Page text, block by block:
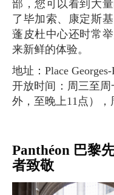
部，您可以看到大
了毕加索、康定斯
蓬皮杜中心还时常
来新鲜的体验。
地址：Place
开放时间：周三至
外，至晚上11点），
Panthéon 巴黎先贤祠：向法国伟大的智
者致敬